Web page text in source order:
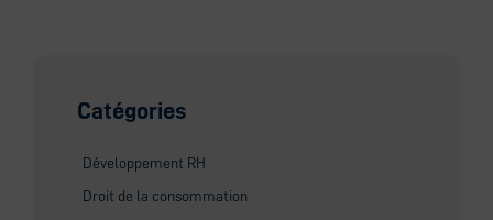
Catégories
Développement RH
Droit de la consommation